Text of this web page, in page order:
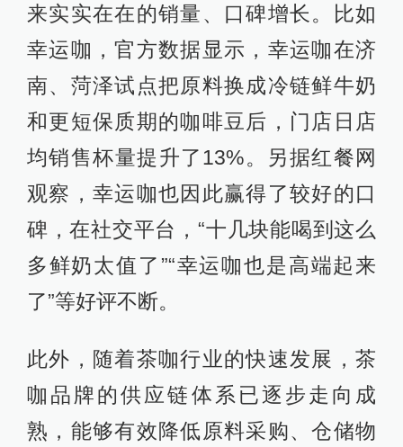
来实实在在的销量、口碑增长。比如
幸运咖，官方数据显示，幸运咖在济
南、菏泽试点把原料换成冷链鲜牛奶
和更短保质期的咖啡豆后，门店日店
均销售杯量提升了13%。另据红餐网
观察，幸运咖也因此赢得了较好的口
碑，在社交平台，“十几块能喝到这么
多鲜奶太值了”“幸运咖也是高端起来
了”等好评不断。
此外，随着茶咖行业的快速发展，茶
咖品牌的供应链体系已逐步走向成
熟，能够有效降低原料采购、仓储物